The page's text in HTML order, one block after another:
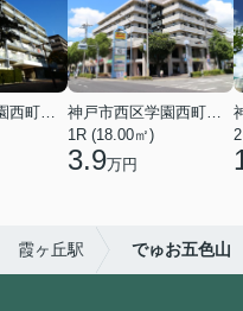
神戸市西区学園西町７丁目
神戸市西区学園西町４丁目
1R (18.00㎡)
3.9万円
霞ヶ丘駅 でゅお五色山